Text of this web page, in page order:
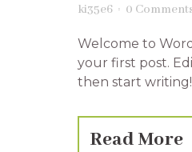
ki35e6
0
Welcome to
your first post.
then start writing!
Read More